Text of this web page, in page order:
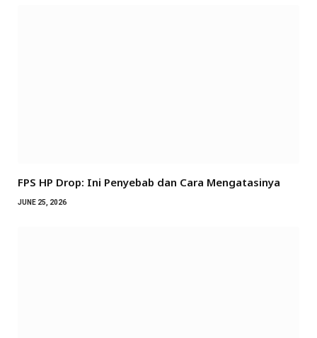
FPS HP Drop: Ini Penyebab dan Cara Mengatasinya
JUNE 25, 2026